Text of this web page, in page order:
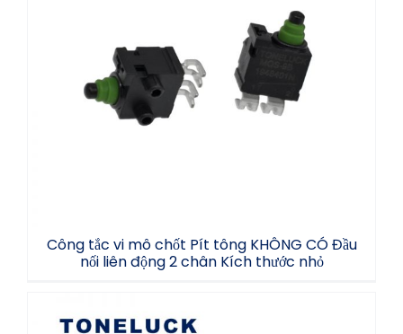
Công tắc vi mô chốt Pít tông KHÔNG CÓ
Đầu nối liên động 2 chân Kích thước nhỏ
Công tắc vi mô chốt Pít tông KHÔNG CÓ Đầu
nối liên động 2 chân Kích thước nhỏ